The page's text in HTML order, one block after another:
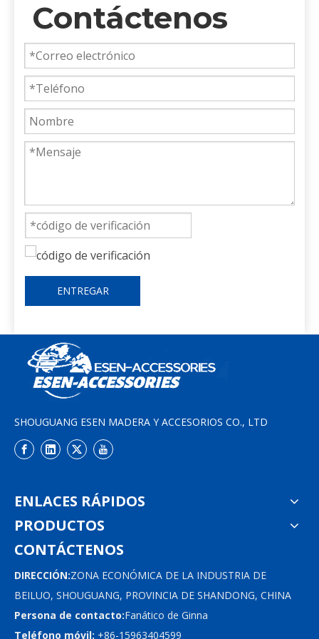
Contáctenos
ENTREGAR
SHOUGUANG ESEN MADERA Y ACCESORIOS CO., LTD
ENLACES RÁPIDOS
PRODUCTOS
CONTÁCTENOS
DIRECCIÓN:ZONA ECONÓMICA DE LA INDUSTRIA DE
BEILUO, SHOUGUANG, PROVINCIA DE SHANDONG, CHINA
Persona de contacto:Fanático de Ginna
Teléfono móvil: +86-15963404599